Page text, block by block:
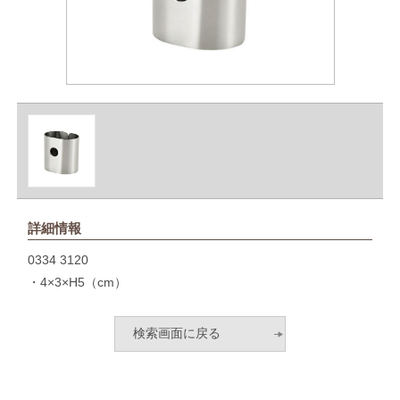
詳細情報
0334 3120
・4×3×H5（cm）